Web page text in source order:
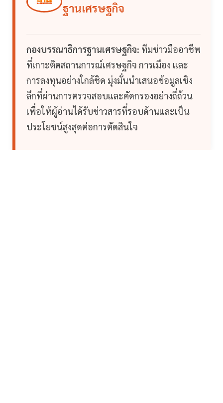
ฐานเศรษฐกิจ
กองบรรณาธิการฐานเศรษฐกิจ: ทีมข่าวมืออาชีพ
ที่เกาะติดสถานการณ์เศรษฐกิจ การเมือง และ
การลงทุนอย่างใกล้ชิด มุ่งมั่นนำเสนอข้อมูลเชิง
ลึกที่ผ่านการตรวจสอบและคัดกรองอย่างถี่ถ้วน
เพื่อให้ผู้อ่านได้รับข่าวสารที่รอบด้านและเป็น
ประโยชน์สูงสุดต่อการตัดสินใจ